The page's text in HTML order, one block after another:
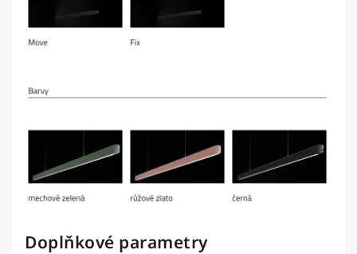
Doplňkové parametry